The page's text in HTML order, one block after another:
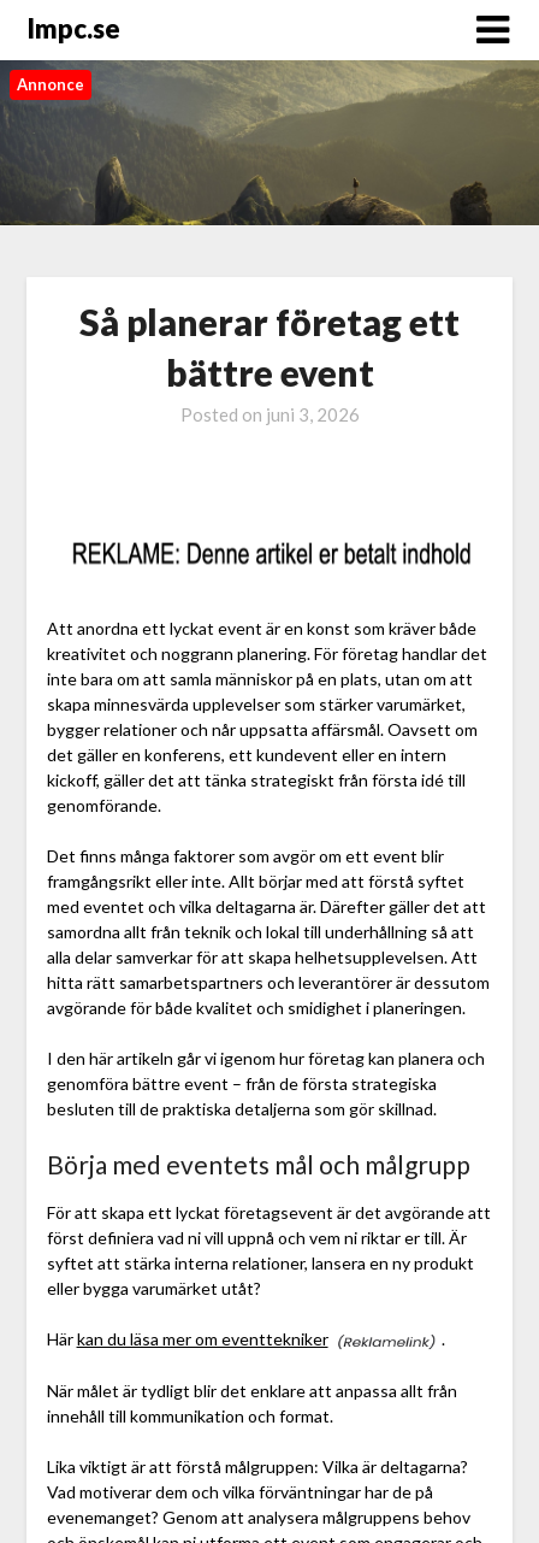
Impc.se
Annonce
Så planerar företag ett
bättre event
Posted on juni 3, 2026
Att anordna ett lyckat event är en konst som kräver både
kreativitet och noggrann planering. För företag handlar det
inte bara om att samla människor på en plats, utan om att
skapa minnesvärda upplevelser som stärker varumärket,
bygger relationer och når uppsatta affärsmål. Oavsett om
det gäller en konferens, ett kundevent eller en intern
kickoff, gäller det att tänka strategiskt från första idé till
genomförande.
Det finns många faktorer som avgör om ett event blir
framgångsrikt eller inte. Allt börjar med att förstå syftet
med eventet och vilka deltagarna är. Därefter gäller det att
samordna allt från teknik och lokal till underhållning så att
alla delar samverkar för att skapa helhetsupplevelsen. Att
hitta rätt samarbetspartners och leverantörer är dessutom
avgörande för både kvalitet och smidighet i planeringen.
I den här artikeln går vi igenom hur företag kan planera och
genomföra bättre event – från de första strategiska
besluten till de praktiska detaljerna som gör skillnad.
Börja med eventets mål och målgrupp
För att skapa ett lyckat företagsevent är det avgörande att
först definiera vad ni vill uppnå och vem ni riktar er till. Är
syftet att stärka interna relationer, lansera en ny produkt
eller bygga varumärket utåt?
Härkan du läsa mer om eventtekniker .
När målet är tydligt blir det enklare att anpassa allt från
innehåll till kommunikation och format.
Lika viktigt är att förstå målgruppen: Vilka är deltagarna?
Vad motiverar dem och vilka förväntningar har de på
evenemanget? Genom att analysera målgruppens behov